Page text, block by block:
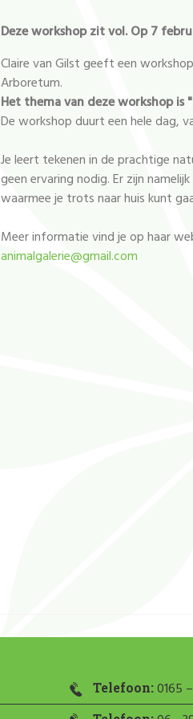
Deze workshop zit vol. Op 7
Claire van Gilst geeft een
Arboretum.
Het thema van deze workshop is
De workshop duurt een hele dag,
Je leert tekenen in de prachtige
geen ervaring nodig. Er zijn
waarmee je trots naar huis kunt
Meer informatie vind je op haar
animalgalerie@gmail.com
Telefoon:0165